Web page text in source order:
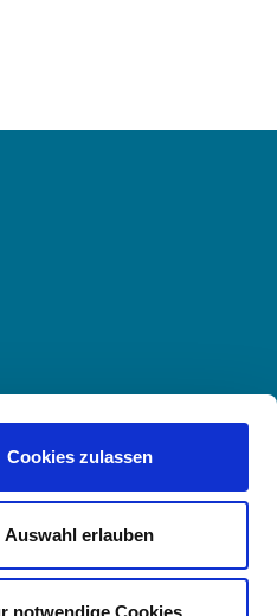
Cookies zulassen
Auswahl erlauben
notwendige Cookies